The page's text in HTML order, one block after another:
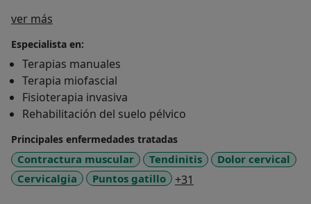
ver más
Especialista en:
Terapias manuales
Terapia miofascial
Fisioterapia invasiva
Rehabilitación del suelo pélvico
Principales enfermedades tratadas
Contractura muscular Tendinitis
Dolor cervical
Cervicalgia
Puntos gatillo +31